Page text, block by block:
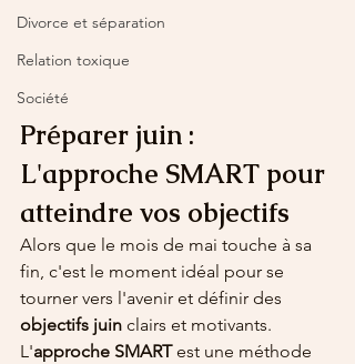
Divorce et séparation
Relation toxique
Société
Préparer juin :
L'approche SMART pour
atteindre vos objectifs
Alors que le mois de mai touche à sa
fin, c'est le moment idéal pour se
tourner vers l'avenir et définir des
objectifs juin clairs et motivants.
L'approche SMART est une méthode